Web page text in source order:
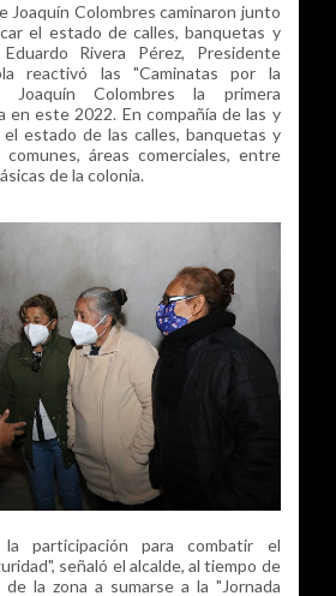
Joaquín Colombres caminaron junto
el estado de calles, banquetas y
Rivera Pérez, Presidente
reactivó las "Caminatas por la
Joaquín Colombres la primera
en este 2022. En compañía de las y
estado de las calles, banquetas y
comunes, áreas comerciales, entre
de la colonia.
participación para combatir el
señaló el alcalde, al tiempo de
la zona a sumarse a la "Jornada